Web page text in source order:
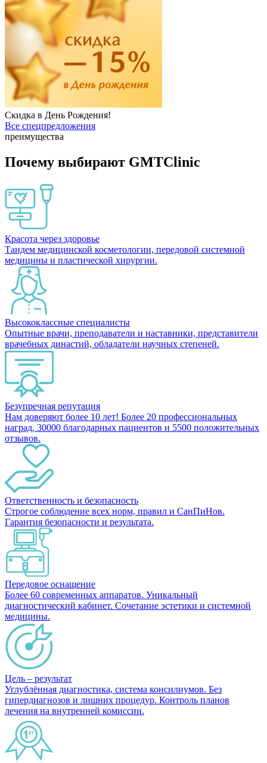
Скидка в День Рождения!
Все спецпредложения
преимущества
Почему выбирают GMTClinic
Красота через здоровье
Тандем медицинской косметологии, передовой системной
медицины и пластической хирургии.
Высококлассные специалисты
Опытные врачи, преподаватели и наставники, представители
врачебных династий, обладатели научных степеней.
Безупречная репутация
Нам доверяют более 10 лет! Более 20 профессиональных
наград, 30000 благодарных пациентов и 5500 положительных
отзывов.
Ответственность и безопасность
Строгое соблюдение всех норм, правил и СанПиНов.
Гарантия безопасности и результата.
Передовое оснащение
Более 60 современных аппаратов. Уникальный
диагностический кабинет. Сочетание эстетики и системной
медицины.
Цель – результат
Углублённая диагностика, система консилиумов. Без
гипердиагнозов и лишних процедур. Контроль планов
лечения на внутренней комиссии.